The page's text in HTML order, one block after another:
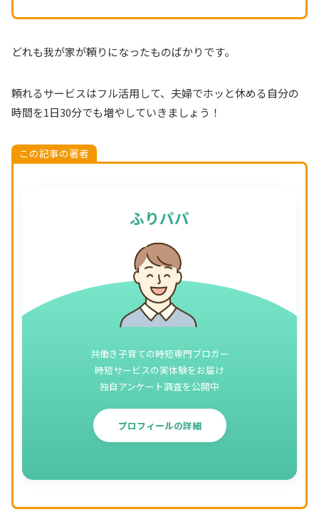
どれも我が家が頼りになったものばかりです。
頼れるサービスはフル活用して、夫婦でホッと休める自分の
時間を1日30分でも増やしていきましょう！
この記事の著者
ふりパパ
共働き子育ての時短専門ブロガー
時短サービスの実体験をお届け
独自アンケート調査を公開中
プロフィールの詳細